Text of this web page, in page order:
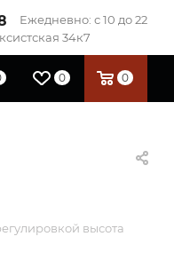
Ежедневно: с 10 до 22
34к7
0 0
высота